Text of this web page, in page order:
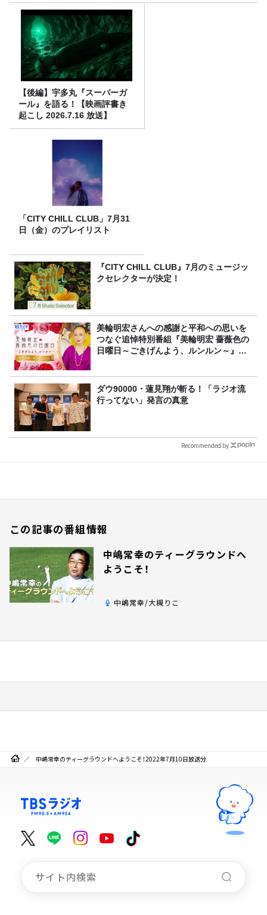
【後編】宇多丸『スーパーガ
ール』を語る！【映画評書き
起こし 2026.7.16 放送】
「CITY CHILL CLUB」7月31
日（金）のプレイリスト
『CITY CHILL CLUB』7月のミュージッ
クセレクターが決定！
美輪明宏さんへの感謝と平和への思いを
つなぐ追悼特別番組『美輪明宏 薔薇色の
日曜日～ごきげんよう、ルンルン～』
ダウ90000・蓮見翔が斬る！「ラジオ流
行ってない」発言の真意
Recommended by
この記事の番組情報
中嶋常幸のティーグラウンドへ
ようこそ！
中嶋常幸/大槻りこ
中嶋常幸のティーグラウンドへようこそ！2022年7月10日放送分